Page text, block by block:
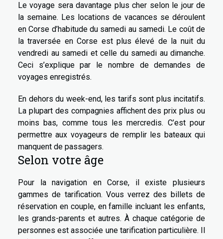
Le voyage sera davantage plus cher selon le jour de
la semaine. Les locations de vacances se déroulent
en Corse d’habitude du samedi au samedi. Le coût de
la traversée en Corse est plus élevé de la nuit du
vendredi au samedi et celle du samedi au dimanche.
Ceci s’explique par le nombre de demandes de
voyages enregistrés.
En dehors du week-end, les tarifs sont plus incitatifs.
La plupart des compagnies affichent des prix plus ou
moins bas, comme tous les mercredis. C’est pour
permettre aux voyageurs de remplir les bateaux qui
manquent de passagers.
Selon votre âge
Pour la navigation en Corse, il existe plusieurs
gammes de tarification. Vous verrez des billets de
réservation en couple, en famille incluant les enfants,
les grands-parents et autres. À chaque catégorie de
personnes est associée une tarification particulière. Il